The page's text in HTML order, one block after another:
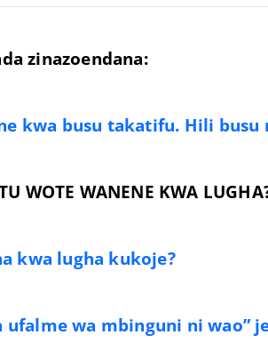
zinazoendana:
kwa busu takatifu. Hili busu
WOTE WANENE KWA
kwa lugha kukoje?
wa mbinguni ni wao”